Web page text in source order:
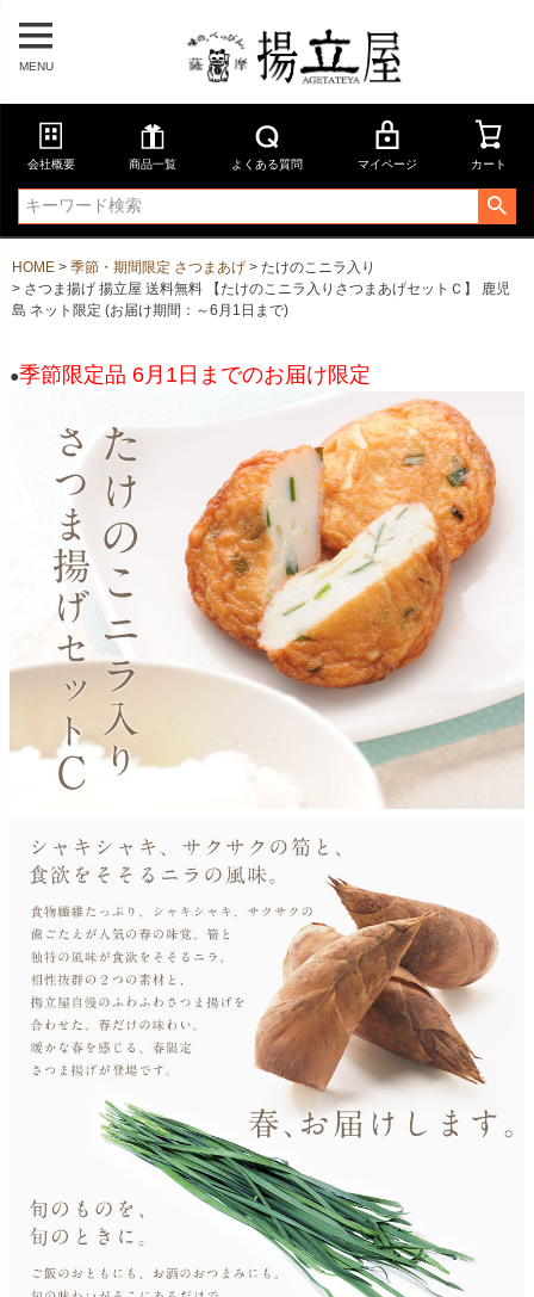
MENU
会社概要 商品一覧 よくある質問 マイページ カート
HOME 季節・期間限定 さつまあげ
たけのこニラ入り
さつま揚げ 揚立屋 送料無料 【たけのこニラ入りさつまあげセットＣ】 鹿児
島 ネット限定 (お届け期間：～6月1日まで)
●季節限定品 6月1日までのお届け限定